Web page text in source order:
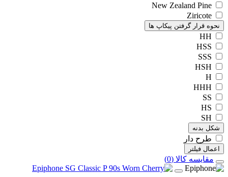
New Zealand Pine
Ziricote
نحوه قرار گرفتن پیکاپ ها
HH
HSS
SSS
HSH
H
HHH
SS
HS
SH
شکل بدنه
طرح دار
اعمال فیلتر
مقایسه کالا (0)